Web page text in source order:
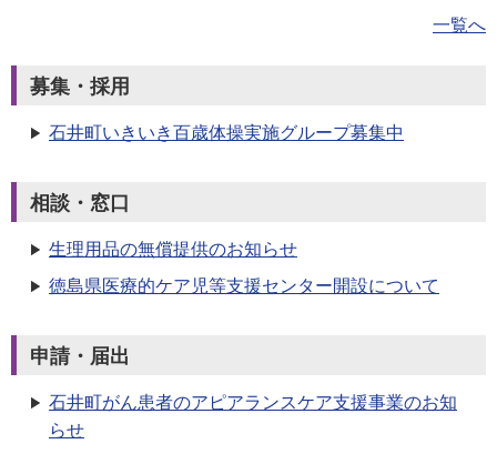
一覧へ
募集・採用
石井町いきいき百歳体操実施グループ募集中
相談・窓口
生理用品の無償提供のお知らせ
徳島県医療的ケア児等支援センター開設について
申請・届出
石井町がん患者のアピアランスケア支援事業のお知
らせ